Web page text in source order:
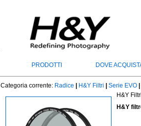
PRODOTTI DOVE
Categoria corrente: Radice H&Y Filtri Serie EVO
H&Y Filtri
H&Y